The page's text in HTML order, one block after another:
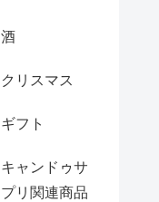
酒
クリスマス
ギフト
キャンドゥサ
プリ関連商品